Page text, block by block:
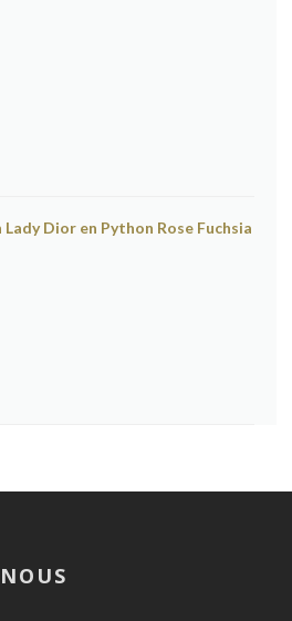
Lady Dior en Python Rose Fuchsia